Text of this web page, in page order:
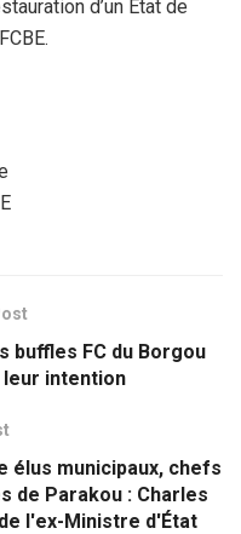
d’un Etat de
buffles FC du Borgou
intention
élus municipaux, chefs
de Parakou : Charles
l'ex-Ministre d'État